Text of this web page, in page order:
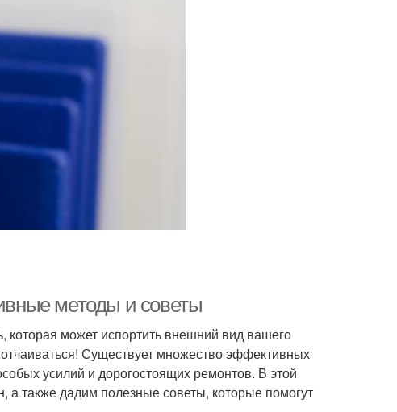
методы и советы
которая может испортить внешний вид вашего
Существует множество эффективных
усилий и дорогостоящих ремонтов. В этой
также дадим полезные советы, которые помогут